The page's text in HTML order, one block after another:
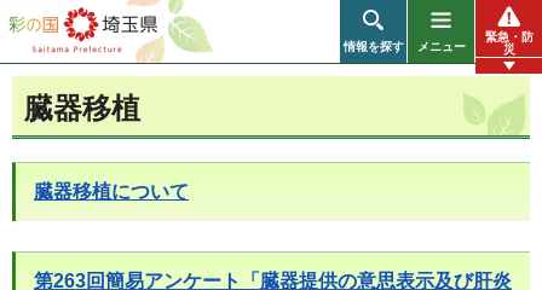
彩の国 埼玉県
情報を探す メニュー
緊急・防
災
臓器移植
臓器移植について
第263回簡易アンケート「臓器提供の意思表示及び肝炎